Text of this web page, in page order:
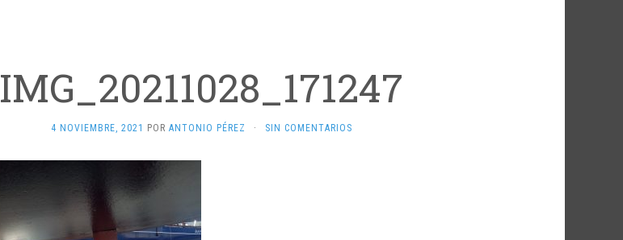
IMG_20211028_171247
4 NOVIEMBRE, 2021 POR ANTONIO PÉREZ · SIN COMENTARIOS